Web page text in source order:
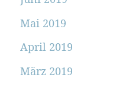
Mai 2019
April 2019
März 2019